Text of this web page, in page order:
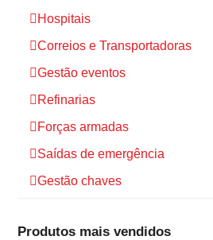
Hospitais
Correios e Transportadoras
Gestão eventos
Refinarias
Forças armadas
Saídas de emergência
Gestão chaves
Produtos mais vendidos